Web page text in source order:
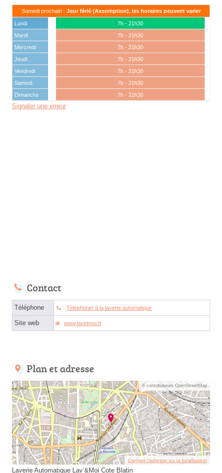
Samedi prochain : Jour férié (Assomption), les horaires peuvent varier
Lundi
7h - 21h30
Mardi
7h - 21h30
Mercredi
7h - 21h30
Jeudi
7h - 21h30
Vendredi
7h - 21h30
Samedi
7h - 21h30
Dimanche
7h - 21h30
Signaler une erreur
Contact
Téléphone Téléphoner à la laverie automatique
Site web www.lavetmoi.fr
Plan et adresse
© contributeurs OpenStreetMap
Corriger l’adresse ou la localisation
Laverie Automatique Lav’&Moi Cote Blatin